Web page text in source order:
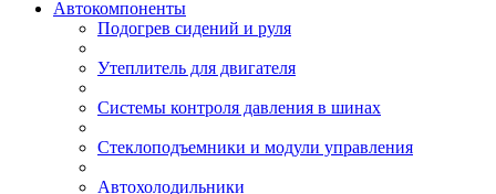
Автокомпоненты
Подогрев сидений и руля
Утеплитель для двигателя
Системы контроля давления в шинах
Стеклоподъемники и модули управления
Автохолодильники